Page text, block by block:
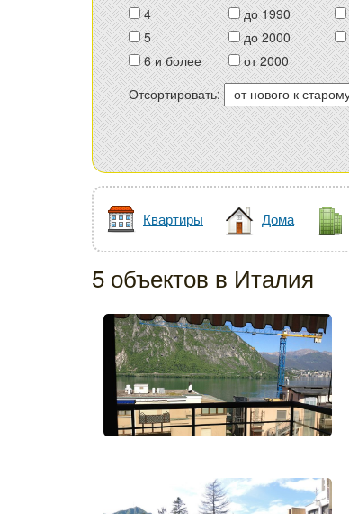
4
5
6 и более
до 1990
до 2000
от 2000
Отсортировать:
Квартиры Дома
5 объектов в Италия